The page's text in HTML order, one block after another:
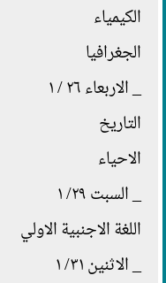
الكيمياء
الجغرافيا
_ الاربعاء ٢٦ / ١
التاريخ
الاحياء
_ السبت ٢٩/ ١
اللغة الاجنبية الاولي
_ الاثنين ٣١/ ١